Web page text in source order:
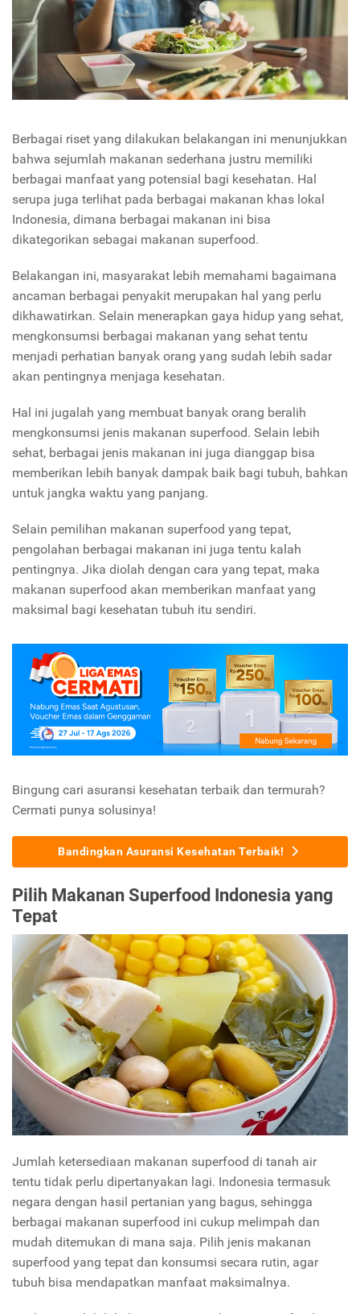
Berbagai riset yang dilakukan belakangan ini menunjukkan
bahwa sejumlah makanan sederhana justru memiliki
berbagai manfaat yang potensial bagi kesehatan. Hal
serupa juga terlihat pada berbagai makanan khas lokal
Indonesia, dimana berbagai makanan ini bisa
dikategorikan sebagai makanan superfood.
Belakangan ini, masyarakat lebih memahami bagaimana
ancaman berbagai penyakit merupakan hal yang perlu
dikhawatirkan. Selain menerapkan gaya hidup yang sehat,
mengkonsumsi berbagai makanan yang sehat tentu
menjadi perhatian banyak orang yang sudah lebih sadar
akan pentingnya menjaga kesehatan.
Hal ini jugalah yang membuat banyak orang beralih
mengkonsumsi jenis makanan superfood. Selain lebih
sehat, berbagai jenis makanan ini juga dianggap bisa
memberikan lebih banyak dampak baik bagi tubuh, bahkan
untuk jangka waktu yang panjang.
Selain pemilihan makanan superfood yang tepat,
pengolahan berbagai makanan ini juga tentu kalah
pentingnya. Jika diolah dengan cara yang tepat, maka
makanan superfood akan memberikan manfaat yang
maksimal bagi kesehatan tubuh itu sendiri.
Bingung cari asuransi kesehatan terbaik dan termurah?
Cermati punya solusinya!
Bandingkan Asuransi Kesehatan Terbaik!
Pilih Makanan Superfood Indonesia yang
Tepat
Jumlah ketersediaan makanan superfood di tanah air
tentu tidak perlu dipertanyakan lagi. Indonesia termasuk
negara dengan hasil pertanian yang bagus, sehingga
berbagai makanan superfood ini cukup melimpah dan
mudah ditemukan di mana saja. Pilih jenis makanan
superfood yang tepat dan konsumsi secara rutin, agar
tubuh bisa mendapatkan manfaat maksimalnya.